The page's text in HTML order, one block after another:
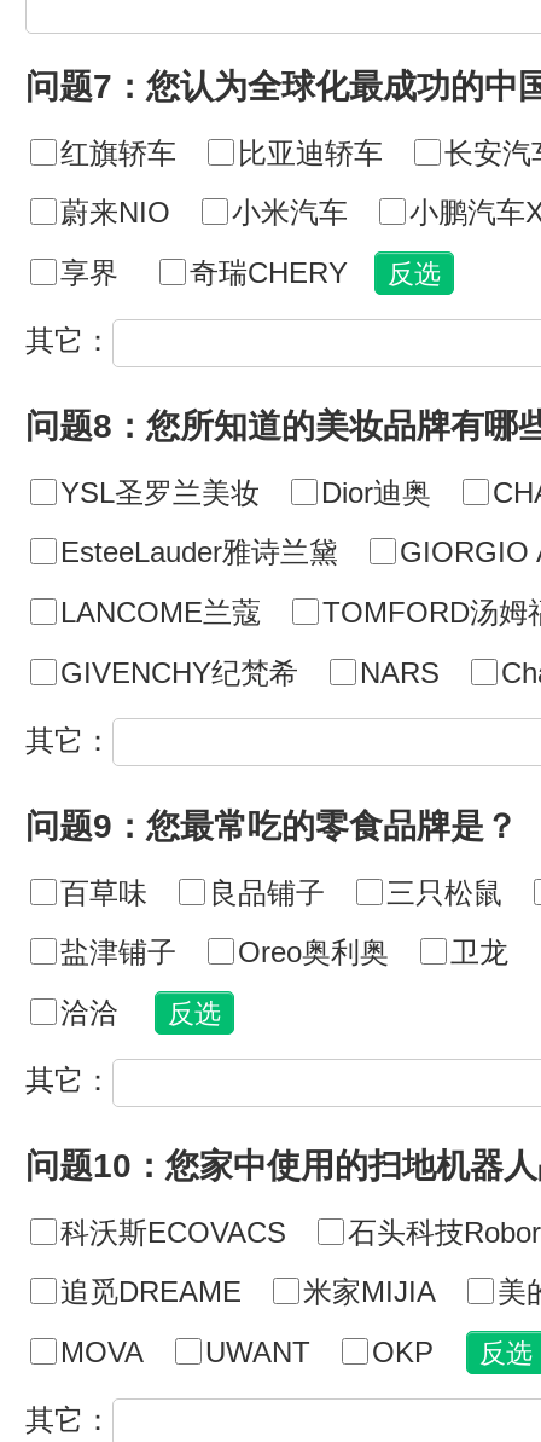
问题7：您认为全球化最成功的中
红旗轿车 比亚迪轿车
长安汽
蔚来NIO
小米汽车
小鹏汽车
享界
奇瑞CHERY
其它：
问题8：您所知道的美妆品牌有哪
YSL圣罗兰美妆 Dior迪奥
EsteeLauder雅诗兰黛
GIORGIO
LANCOME兰蔻
TOMFORD汤姆
GIVENCHY纪梵希
NARS
其它：
问题9：您最常吃的零食品牌是？
百草味 良品铺子
三只松鼠
盐津铺子
Oreo奥利奥
卫龙
洽洽
其它：
问题10：您家中使用的扫地机器
科沃斯ECOVACS
石头科技
追觅DREAME
米家MIJIA
美
MOVA
UWANT OKP
其它：